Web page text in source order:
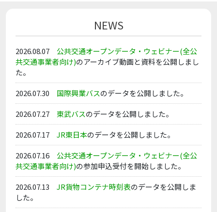
NEWS
2026.08.07 公共交通オープンデータ・ウェビナー(全公
共交通事業者向け)のアーカイブ動画と資料を公開しまし
た。
2026.07.30 国際興業バスのデータを公開しました。
2026.07.27 東武バスのデータを公開しました。
2026.07.17 JR東日本のデータを公開しました。
2026.07.16 公共交通オープンデータ・ウェビナー(全公
共交通事業者向け)の参加申込受付を開始しました。
2026.07.13 JR貨物コンテナ時刻表のデータを公開しま
した。